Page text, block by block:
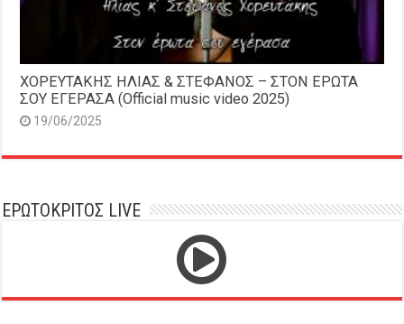
ΧΟΡΕΥΤΑΚΗΣ ΗΛΙΑΣ & ΣΤΕΦΑΝΟΣ – ΣΤΟΝ ΕΡΩΤΑ
ΣΟΥ ΕΓΕΡΑΣΑ (Official music video 2025)
19/06/2025
ΕΡΩΤΟΚΡΙΤΟΣ LIVE